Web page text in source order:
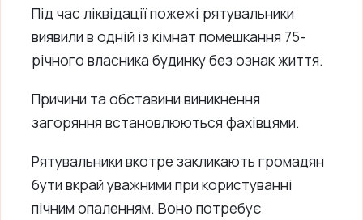
Під час ліквідації пожежі рятувальники
виявили в одній із кімнат помешкання 75-
річного власника будинку без ознак життя.
Причини та обставини виникнення
загоряння встановлюються фахівцями.
Рятувальники вкотре закликають громадян
бути вкрай уважними при користуванні
пічним опаленням. Воно потребує